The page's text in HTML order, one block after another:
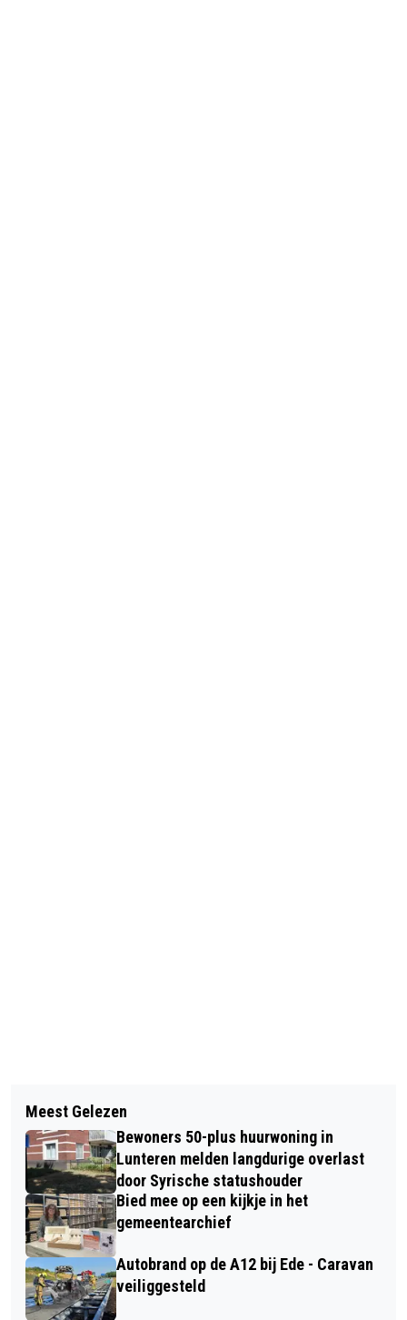
WILDKANSELTOCHTEN BIJ
NATUURCENTRUM DE GINKEL -
BELEEF DE NATUUR VAN HEEL
DICHTBIJ
HIER VIND JE DE LAATSTE UPDATES
OVER HET WEER VOOR DE KOMENDE
PAASDAGEN
Meest Gelezen
Bewoners 50-plus huurwoning in
Lunteren melden langdurige overlast
door Syrische statushouder
Bied mee op een kijkje in het
gemeentearchief
Autobrand op de A12 bij Ede - Caravan
veiliggesteld